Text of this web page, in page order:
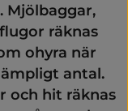
Mjölbaggar,
räknas
ohyra när
antal.
och hit räknas